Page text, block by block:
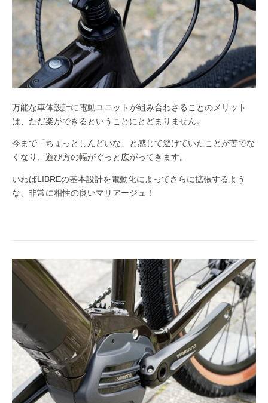
万能な車体設計に電動ユニットが組み合わさることのメリット
は、ただ楽ができるということにとどまりません。
今まで「ちょっとしんどいな」と感じて避けていたことが苦でな
くなり、遊び方の幅がぐっと広がってきます。
いわばLIBREの基本設計を電動化によってさらに拡張するよう
な、非常に相性の良いマリアージュ！